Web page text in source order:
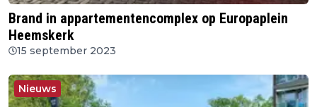
Brand in appartementencomplex op Europaplein
Heemskerk
15 september 2023
Nieuws